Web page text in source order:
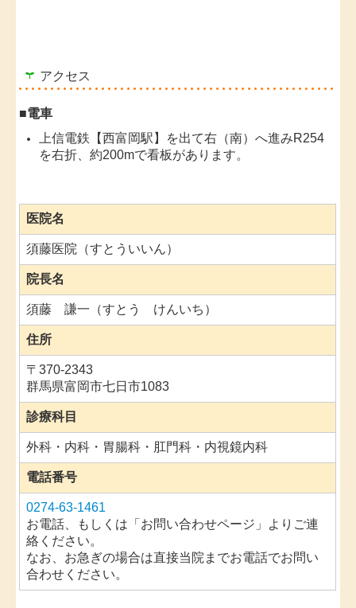
アクセス
■電車
上信電鉄【西富岡駅】を出て右（南）へ進みR254
を右折、約200mで看板があります。
医院名
須藤医院（すとういいん）
院長名
須藤 謙一（すとう けんいち）
住所
〒370-2343
群馬県富岡市七日市1083
診療科目
外科・内科・胃腸科・肛門科・内視鏡内科
電話番号
0274-63-1461
お電話、もしくは「お問い合わせページ」よりご連
絡ください。
なお、お急ぎの場合は直接当院までお電話でお問い
合わせください。